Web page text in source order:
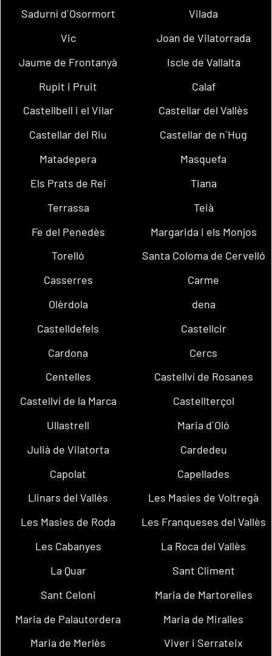
Sadurní d´Osormort
Vilada
Vic
Joan de Vilatorrada
Jaume de Frontanyà
Iscle de Vallalta
Rupit i Pruit
Calaf
Castellbell i el Vilar
Castellar del Vallès
Castellar del Riu
Castellar de n´Hug
Matadepera
Masquefa
Els Prats de Rei
Tiana
Terrassa
Teià
Fe del Penedès
Margarida i els Monjos
Torelló
Santa Coloma de Cervelló
Casserres
Carme
Olèrdola
dena
Castelldefels
Castellcir
Cardona
Cercs
Centelles
Castellví de Rosanes
Castellví de la Marca
Castellterçol
Ullastrell
Maria d´Oló
Julià de Vilatorta
Cardedeu
Capolat
Capellades
Llinars del Vallès
Les Masíes de Voltregà
Les Masies de Roda
Les Franqueses del Vallès
Les Cabanyes
La Roca del Vallès
La Quar
Sant Climent
Sant Celoni
Maria de Martorelles
Maria de Palautordera
Maria de Miralles
Maria de Merlès
Viver i Serrateix